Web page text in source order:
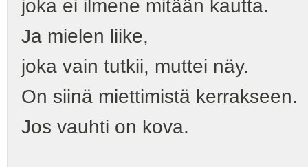
joka ei ilmene mitään kautta.
Ja mielen liike,
joka vain tutkii, muttei näy.
On siinä miettimistä kerrakseen.
Jos vauhti on kova.